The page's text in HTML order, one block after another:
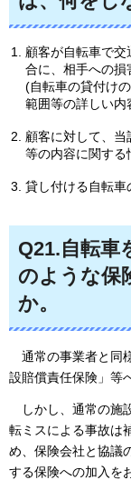
顧客が自転車で
合に、相手への損
(自転車の貸付け
範囲等の詳しい内
顧客に対して、
等の内容に関する
貸し付ける自転車
Q21.自転車
のような保
か。
通常の事業者と同
設賠償責任保険」等
しかし、 通常の施
転ミスによる事故は
め、保険会社と協議
する保険への加入を